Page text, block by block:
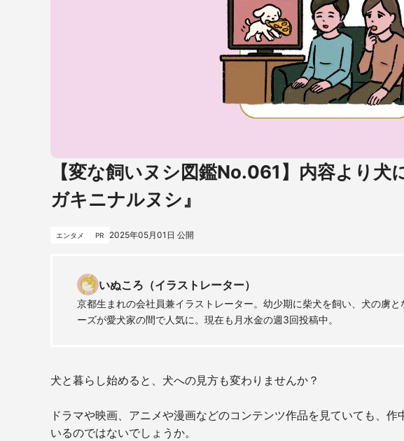
【変な飼いヌシ図鑑No.061】内容より犬
ガキニナルヌシ』
エンタメ PR 2025年05月01日 公開
いぬころ（イラストレーター）
京都生まれの会社員兼イラストレーター。幼少期に柴犬を飼い、犬の虜
ーズが愛犬家の間で人気に。現在も月水金の週3回投稿中。
犬と暮らし始めると、犬への見方も変わりませんか？
ドラマや映画、アニメや漫画などのコンテンツ作品を見ていても、
いるのではないでしょうか。